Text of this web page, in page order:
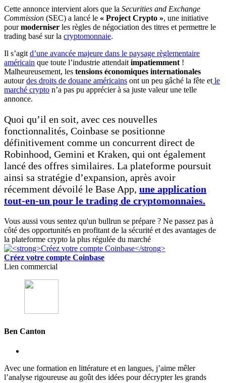
Cette annonce intervient alors que la Securities and Exchange
Commission (SEC) a lancé le « Project Crypto », une initiative
pourmoderniser les règles de négociation des titres et permettre le
trading basé sur la cryptomonnaie.
Il s’agitd’une avancée majeure dans le paysage règlementaire
américain que toute l’industrie attendaitimpatiemment !
Malheureusement, les tensions économiques internationales
autourdes droits de douane américains ont un peu gâché la fête etle
marché crypto n’a pas pu apprécier à sa juste valeur une telle
annonce.
Quoi qu’il en soit, avec ces nouvelles
fonctionnalités, Coinbase se positionne
définitivement comme un concurrent direct de
Robinhood, Gemini et Kraken, qui ont également
lancé des offres similaires. La plateforme poursuit
ainsi sa stratégie d’expansion, après avoir
récemment dévoilé le Base App, une application
tout-en-un pour le trading de cryptomonnaies.
Vous aussi vous sentez qu'un bullrun se prépare ? Ne passez pas à
côté des opportunités en profitant de la sécurité et des avantages de
la plateforme crypto la plus régulée du marché
Créez votre compte Coinbase
Lien commercial
Ben Canton
Avec une formation en littérature et en langues, j’aime mêler
l’analyse rigoureuse au goût des idées pour décrypter les grands